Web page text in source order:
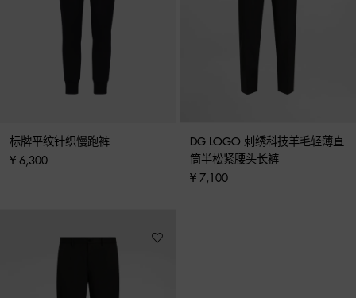
标牌平纹针织慢跑裤
¥ 6,300
DG LOGO 刺绣科技羊毛轻薄直
筒半松紧腰头长裤
¥ 7,100